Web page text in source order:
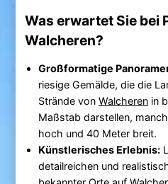
Was erwartet Sie bei
Walcheren?
Großformatige
riesige Gemälde, die die
Strände von Walcherenin
Maßstab darstellen,
hoch und 40 Meter breit.
Künstlerisches Erlebnis:
detailreichen und